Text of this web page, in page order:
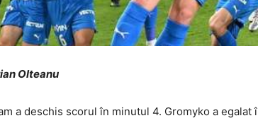
Olteanu
a deschis scorul în minutul 4. Gromyko a